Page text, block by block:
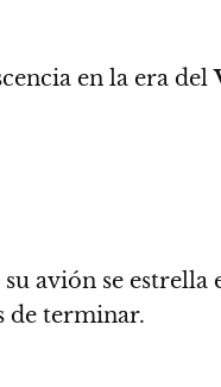
en la era del
avión se estrella
de terminar.